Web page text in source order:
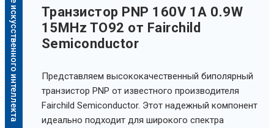
Описание искусственного интеллекта
Транзистор PNP 160V 1A 0.9W
15MHz TO92 от Fairchild
Semiconductor
Представляем высококачественный биполярный
транзистор PNP от известного производителя
Fairchild Semiconductor. Этот надежный компонент
идеально подходит для широкого спектра